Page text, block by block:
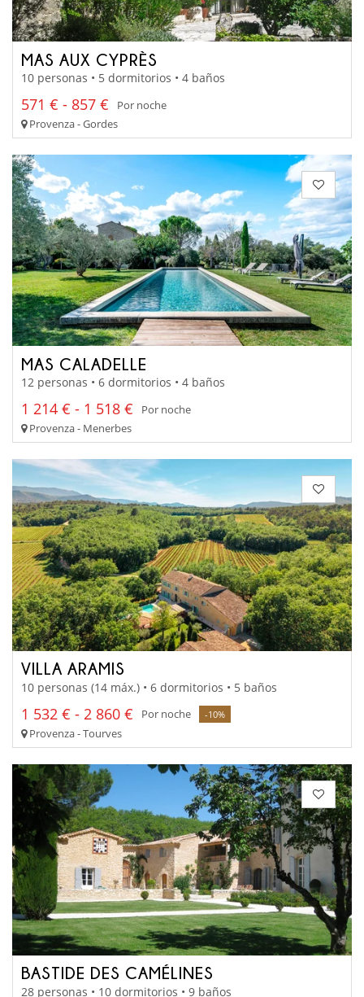
MAS AUX CYPRÈS
10 personas • 5 dormitorios • 4 baños
571 € - 857 €
Por noche
Provenza - Gordes
MAS CALADELLE
12 personas • 6 dormitorios • 4 baños
1 214 € - 1 518 €
Por noche
Provenza - Menerbes
VILLA ARAMIS
10 personas (14 máx.) • 6 dormitorios • 5 baños
1 532 € - 2 860 € Por noche -10%
Provenza - Tourves
BASTIDE DES CAMÉLINES
28 personas • 10 dormitorios • 9 baños